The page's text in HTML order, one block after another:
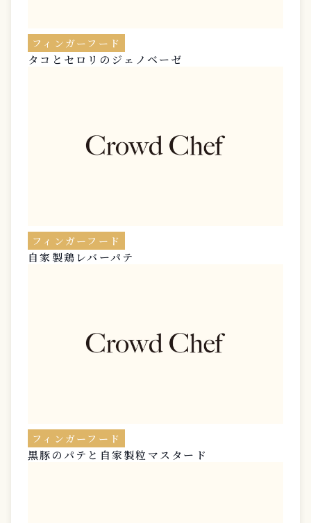
フィンガーフード
タコとセロリのジェノベーゼ
フィンガーフード
自家製鶏レバーパテ
フィンガーフード
黒豚のパテと自家製粒マスタード